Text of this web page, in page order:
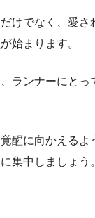
けでなく、愛さ
始まります。
ランナーにとっ
醒に向かえるよ
集中しましょう。